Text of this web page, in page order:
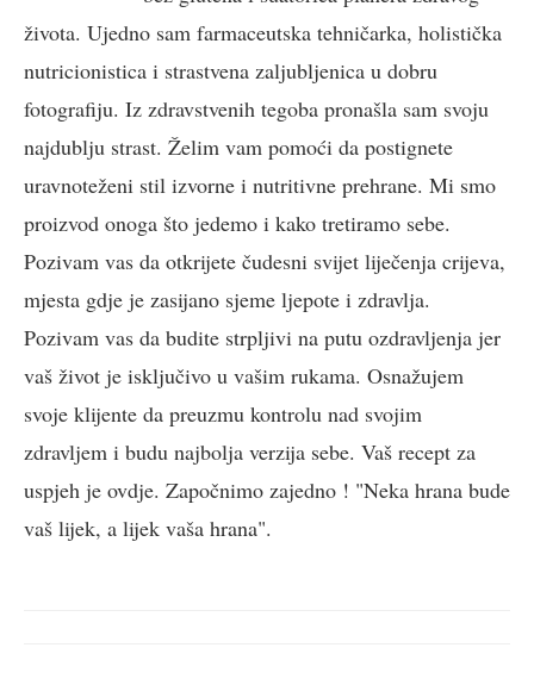
života. Ujedno sam farmaceutska tehničarka, holistička
nutricionistica i strastvena zaljubljenica u dobru
fotografiju. Iz zdravstvenih tegoba pronašla sam svoju
najdublju strast. Želim vam pomoći da postignete
uravnoteženi stil izvorne i nutritivne prehrane. Mi smo
proizvod onoga što jedemo i kako tretiramo sebe.
Pozivam vas da otkrijete čudesni svijet liječenja crijeva,
mjesta gdje je zasijano sjeme ljepote i zdravlja.
Pozivam vas da budite strpljivi na putu ozdravljenja jer
vaš život je isključivo u vašim rukama. Osnažujem
svoje klijente da preuzmu kontrolu nad svojim
zdravljem i budu najbolja verzija sebe. Vaš recept za
uspjeh je ovdje. Započnimo zajedno ! "Neka hrana bude
vaš lijek, a lijek vaša hrana".